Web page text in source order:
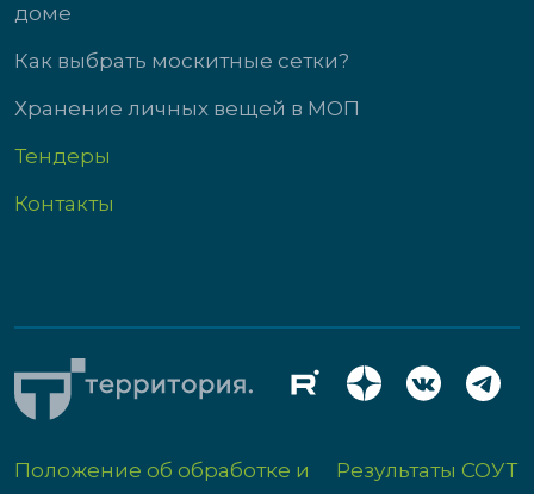
доме
Как выбрать москитные сетки?
Хранение личных вещей в МОП
Тендеры
Контакты
Положение об обработке и
Результаты СОУТ